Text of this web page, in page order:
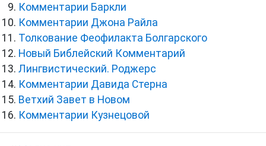
Комментарии Баркли
Комментарии Джона Райла
Толкование Феофилакта Болгарского
Новый Библейский Комментарий
Лингвистический. Роджерс
Комментарии Давида Стерна
Ветхий Завет в Новом
Комментарии Кузнецовой